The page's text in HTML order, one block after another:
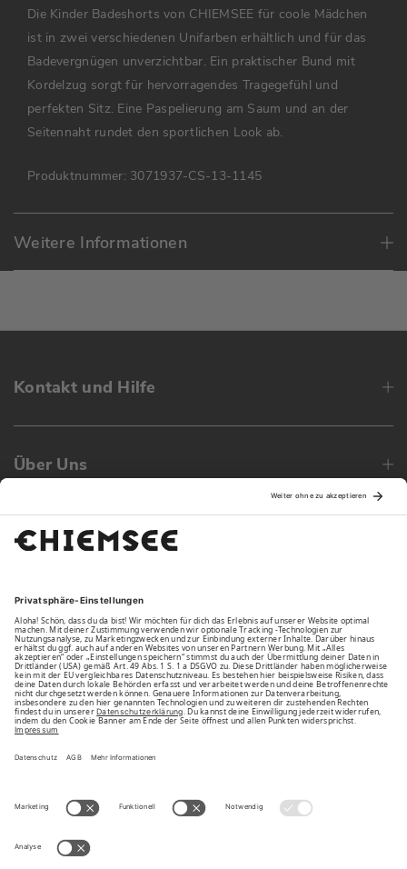
Die Kinder Badeshorts von CHIEMSEE für coole Mädchen
ist in zwei verschiedenen Unifarben erhältlich und für das
Badevergnügen unverzichtbar. Ein praktischer Bund mit
Kordelzug sorgt für hervorragendes Tragegefühl und
perfekten Sitz. Eine Paspelierung am Saum und an der
Seitennaht rundet den sportlichen Look ab.
Produktnummer: 3071937-CS-13-1145
Weitere Informationen
Kontakt und Hilfe
Über Uns
Family
Unsere Vorteile
Unsere Partner